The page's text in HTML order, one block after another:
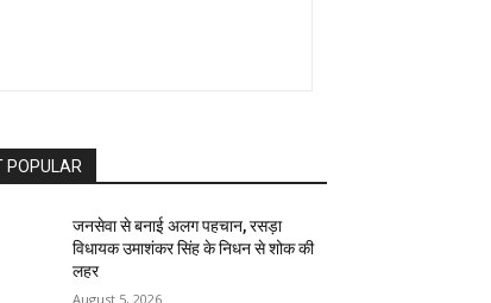
POPULAR
जनसेवा से बनाई अलग पहचान, रसड़ा
विधायक उमाशंकर सिंह के निधन से शोक की
लहर
August 5, 2026